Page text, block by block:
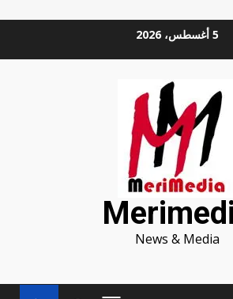
5 أغسطس، 2026
News & Media